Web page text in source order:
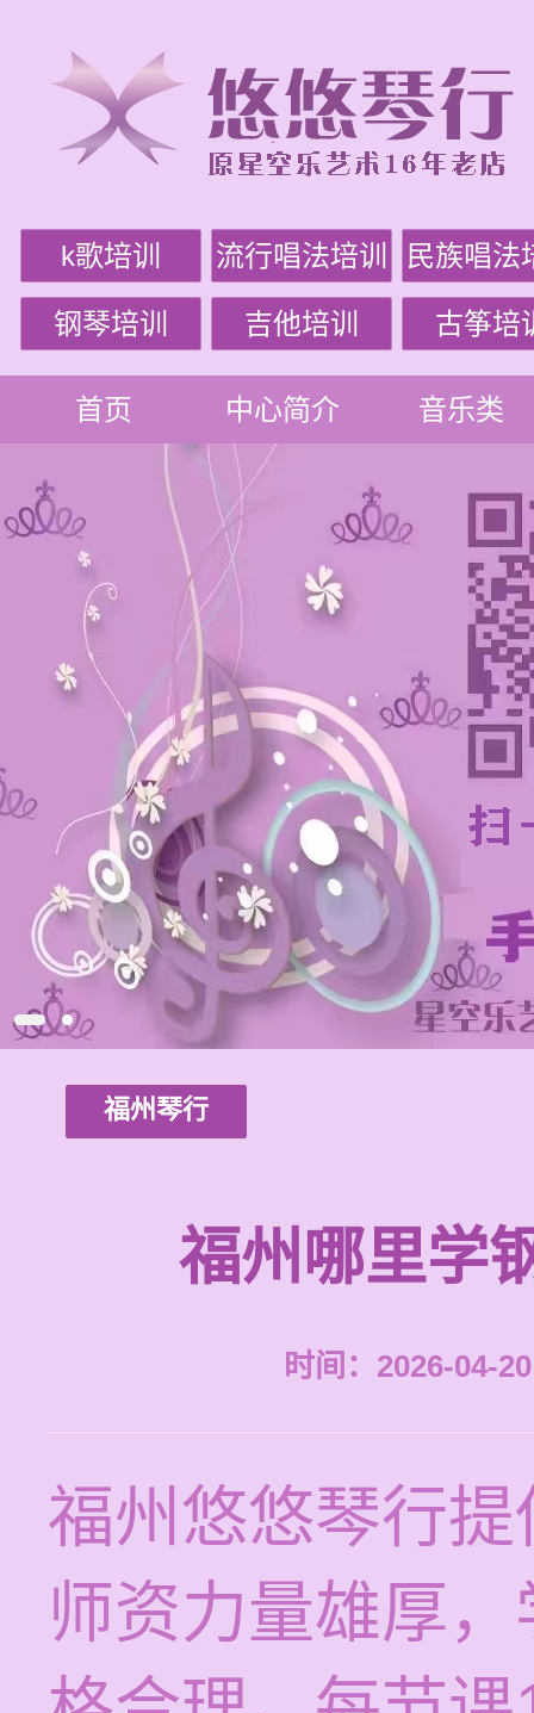
k歌培训 流行唱法培训 民族唱法
钢琴培训 吉他培训 古筝培
首页 中心简介 音乐类
福州琴行
福州哪里学
时间：2026-04-
福州悠悠琴行
师资力量雄厚